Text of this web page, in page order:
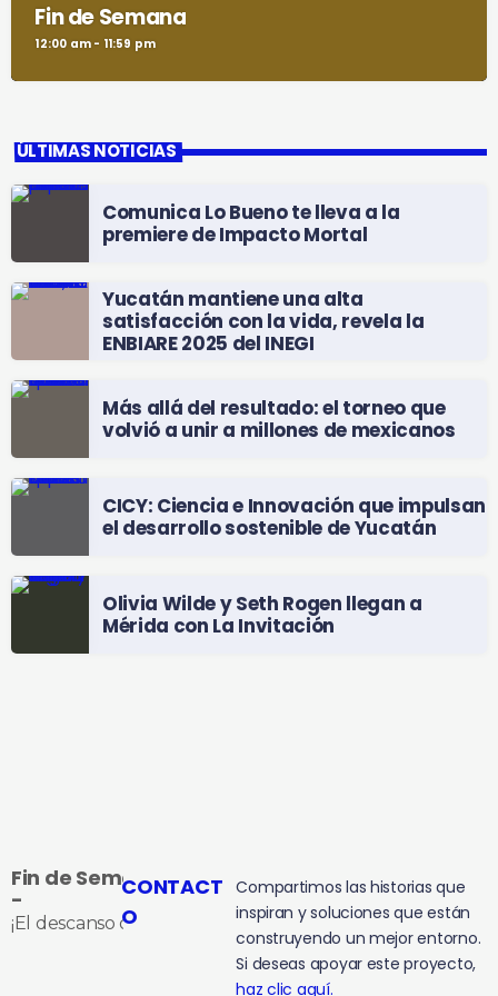
Fin de Semana
12:00 am - 11:59 pm
ÚLTIMAS NOTICIAS
Comunica Lo Bueno te lleva a la
premiere de Impacto Mortal
Yucatán mantiene una alta
satisfacción con la vida, revela la
ENBIARE 2025 del INEGI
Más allá del resultado: el torneo que
volvió a unir a millones de mexicanos
CICY: Ciencia e Innovación que impulsan
el desarrollo sostenible de Yucatán
Olivia Wilde y Seth Rogen llegan a
Mérida con La Invitación
Fin de Semana
-
¡El descanso que te ganaste!
CONTACT
O
Compartimos las historias que
inspiran y soluciones que están
construyendo un mejor entorno.
Si deseas apoyar este proyecto,
haz clic aquí.